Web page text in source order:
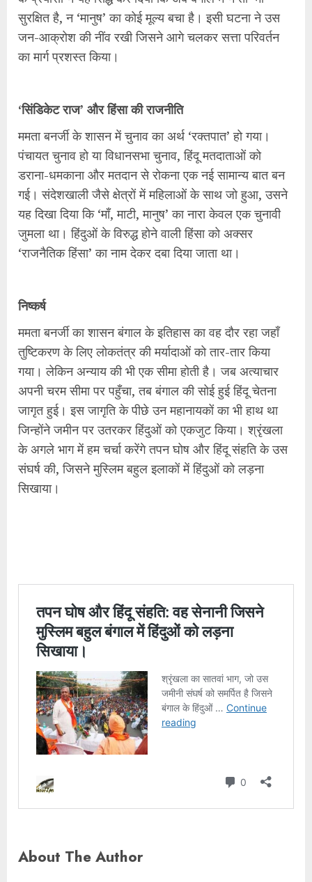
सुरक्षित है, न ‘मानुष’ का कोई मूल्य बचा है। इसी घटना ने उस
जन-आक्रोश की नींव रखी जिसने आगे चलकर सत्ता परिवर्तन
का मार्ग प्रशस्त किया।
‘सिंडिकेट राज’ और हिंसा की राजनीति
ममता बनर्जी के शासन में चुनाव का अर्थ ‘रक्तपात’ हो गया।
पंचायत चुनाव हो या विधानसभा चुनाव, हिंदू मतदाताओं को
डराना-धमकाना और मतदान से रोकना एक नई सामान्य बात बन
गई। संदेशखाली जैसे क्षेत्रों में महिलाओं के साथ जो हुआ, उसने
यह दिखा दिया कि ‘माँ, माटी, मानुष’ का नारा केवल एक चुनावी
जुमला था। हिंदुओं के विरुद्ध होने वाली हिंसा को अक्सर
‘राजनैतिक हिंसा’ का नाम देकर दबा दिया जाता था।
निष्कर्ष
ममता बनर्जी का शासन बंगाल के इतिहास का वह दौर रहा जहाँ
तुष्टिकरण के लिए लोकतंत्र की मर्यादाओं को तार-तार किया
गया। लेकिन अन्याय की भी एक सीमा होती है। जब अत्याचार
अपनी चरम सीमा पर पहुँचा, तब बंगाल की सोई हुई हिंदू चेतना
जागृत हुई। इस जागृति के पीछे उन महानायकों का भी हाथ था
जिन्होंने जमीन पर उतरकर हिंदुओं को एकजुट किया। श्रृंखला
के अगले भाग में हम चर्चा करेंगे तपन घोष और हिंदू संहति के उस
संघर्ष की, जिसने मुस्लिम बहुल इलाकों में हिंदुओं को लड़ना
सिखाया।
About The Author